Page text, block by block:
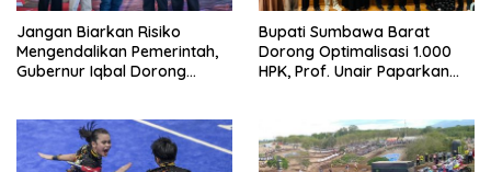
Jangan Biarkan Risiko
Mengendalikan Pemerintah,
Gubernur Iqbal Dorong
Bupati Sumbawa Barat
Dorong Optimalisasi 1.000
HPK, Prof. Unair Paparkan